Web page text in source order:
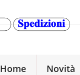
Home
Novità